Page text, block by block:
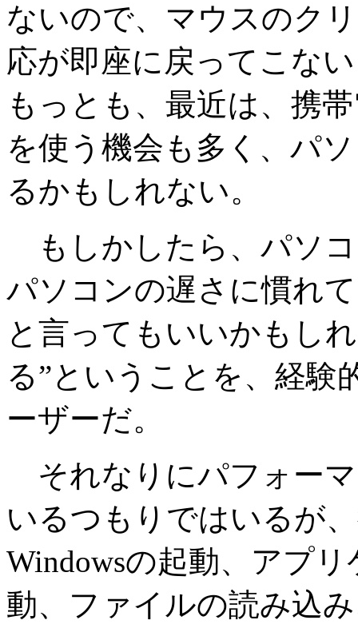
ないので、マウスのク
応が即座に戻ってこな
もっとも、最近は、携
を使う機会も多く、パ
るかもしれない。
もしかしたら、パソ
パソコンの遅さに慣れ
と言ってもいいかもし
る”ということを、経験
ーザーだ。
それなりにパフォー
いるつもりではいるが
Windowsの起動、アプ
動、ファイルの読み込